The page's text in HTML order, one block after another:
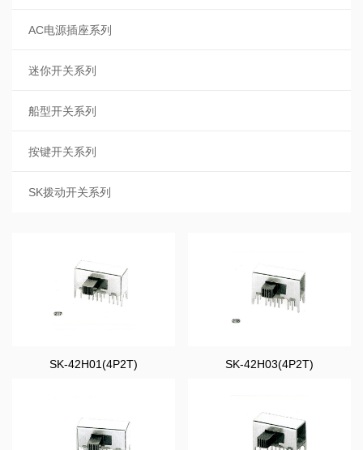
AC电源插座系列
迷你开关系列
船型开关系列
按键开关系列
SK拨动开关系列
SK-42H01(4P2T) SK-42H03(4P2T)